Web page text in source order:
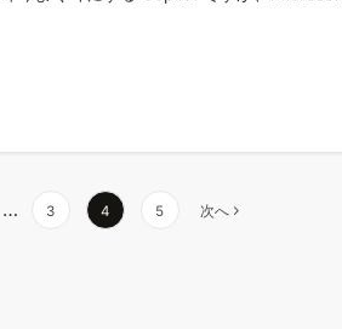
… 3 4 5 次へ